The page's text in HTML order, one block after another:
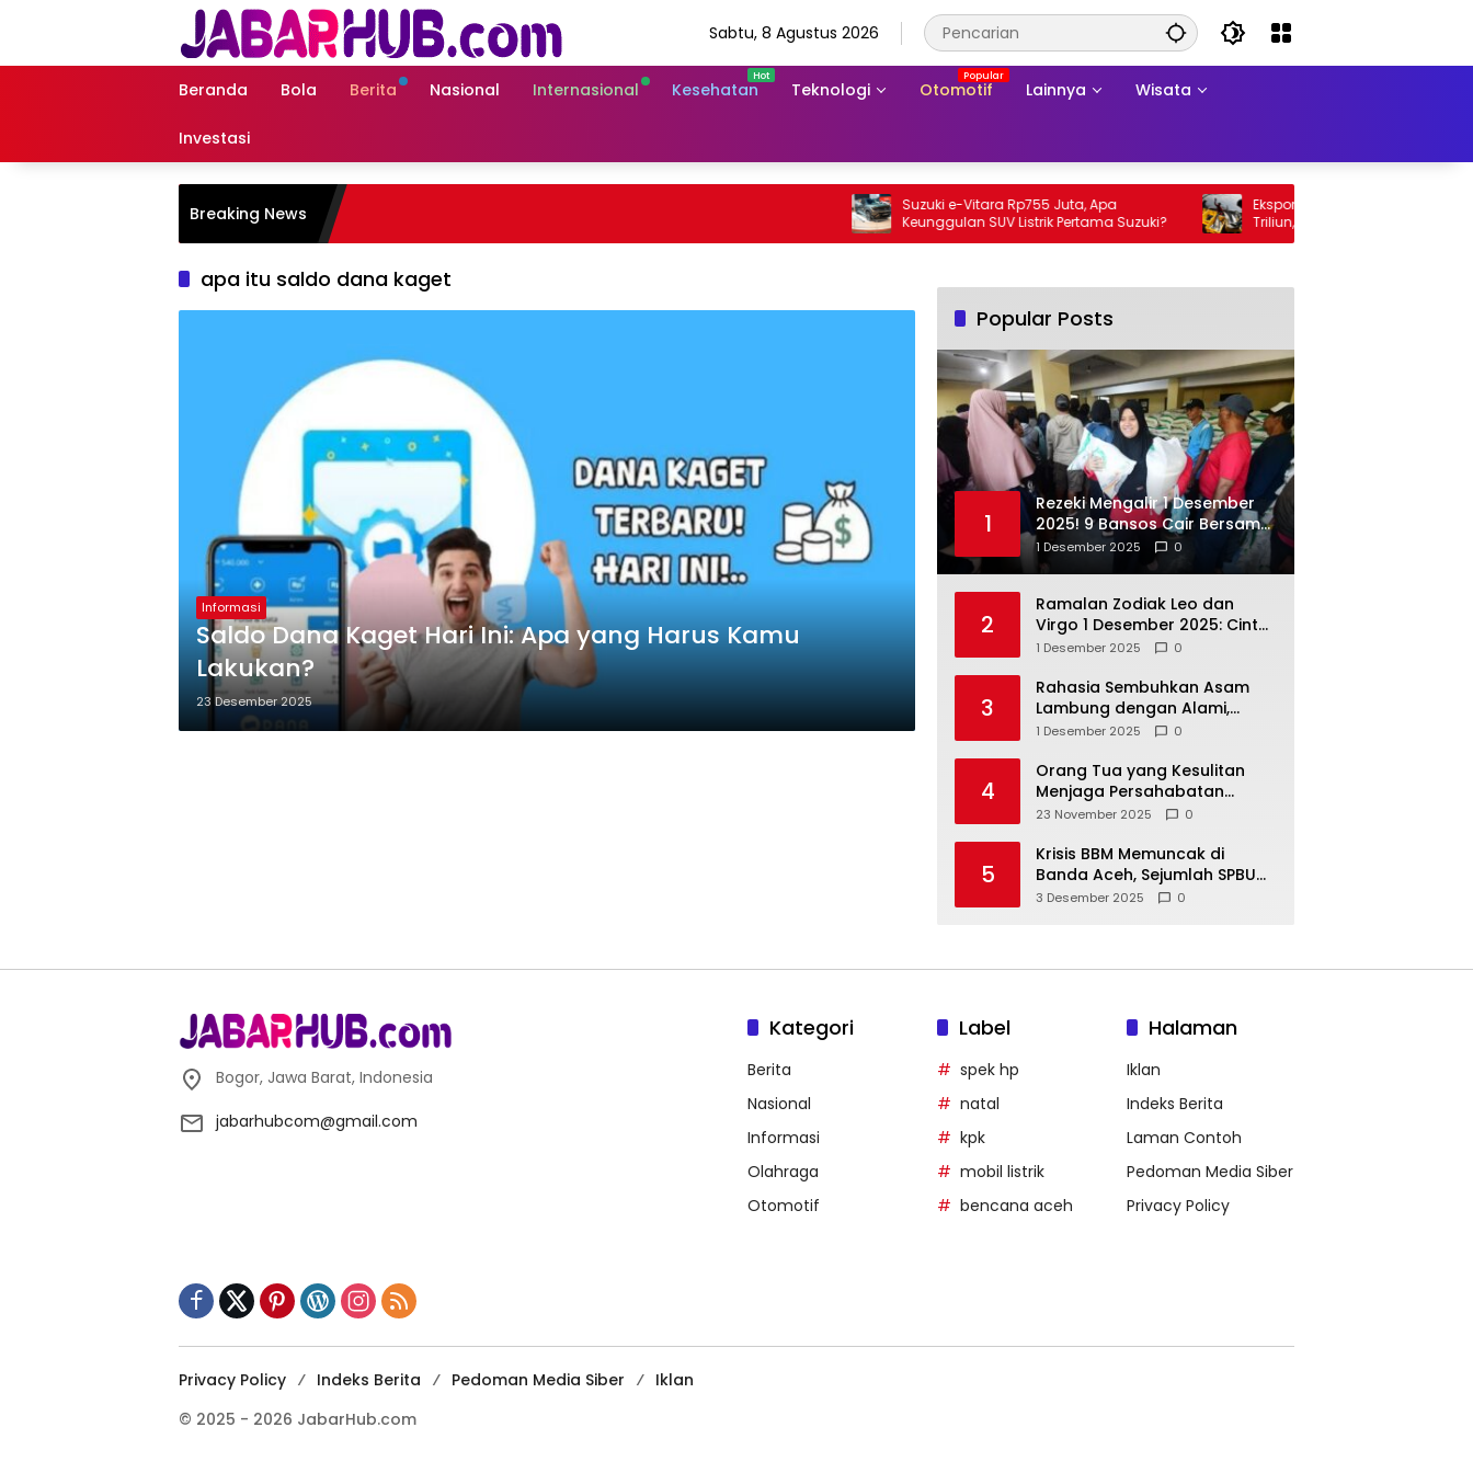
Sabtu, 8 Agustus 2026
Beranda Bola Berita Nasional Internasional Kesehatan Teknologi Otomotif Lainnya Wisata
Investasi
Breaking News
Suzuki e-Vitara Rp755 Juta, Apa
Keunggulan SUV Listrik Pertama Suzuki?
Ekspor Perikanan 2025 Tembus Rp105
Triliun, AS Jadi Pasar Utama
apa itu saldo dana kaget
Informasi
Saldo Dana Kaget Hari Ini: Apa yang Harus Kamu
Lakukan?
23 Desember 2025
Popular Posts
1
Rezeki Mengalir 1 Desember
2025! 9 Bansos Cair Bersama:
PKH, BPNT, dan KKS Mandiri
Double
1 Desember 2025 0
2
Ramalan Zodiak Leo dan
Virgo 1 Desember 2025: Cinta,
Karir, Kesehatan, dan
1 Desember 2025 0
3
Rahasia Sembuhkan Asam
Lambung dengan Alami,
Nomor 4 Disalahpahami
1 Desember 2025 0
4
Orang Tua yang Kesulitan
Menjaga Persahabatan
Biasanya Lakukan 8 Hal Ini
23 November 2025 0
5
Krisis BBM Memuncak di
Banda Aceh, Sejumlah SPBU
Tutup Total
3 Desember 2025 0
Bogor, Jawa Barat, Indonesia
jabarhubcom@gmail.com
Kategori
Berita
Nasional
Informasi
Olahraga
Otomotif
Label
spek hp
natal
kpk
mobil listrik
bencana aceh
Halaman
Iklan
Indeks Berita
Laman Contoh
Pedoman Media Siber
Privacy Policy
Privacy Policy Indeks Berita Pedoman Media Siber
Iklan
© 2025 - 2026 JabarHub.com